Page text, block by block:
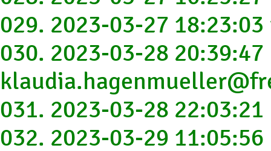
029. 2023-03-27
030. 2023-03-28 20:39:47
031. 2023-03-28
032. 2023-03-29